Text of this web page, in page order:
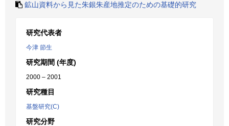
鉱山資料から見た朱銀朱産地推定のための基礎的研究
研究代表者
今津 節生
研究期間 (年度)
2000 – 2001
研究種目
基盤研究(C)
研究分野